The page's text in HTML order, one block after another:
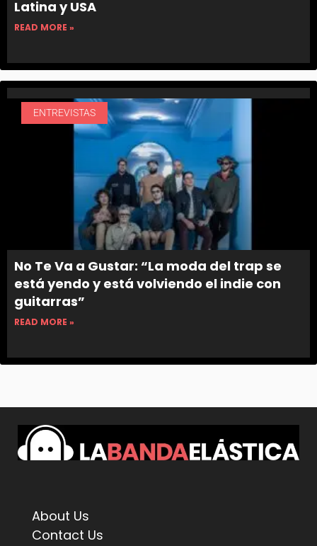
Latina y USA
READ MORE »
ENTREVISTAS
No Te Va a Gustar: “La moda del trap se
está yendo y está volviendo el indie con
guitarras”
READ MORE »
About Us
Contact Us